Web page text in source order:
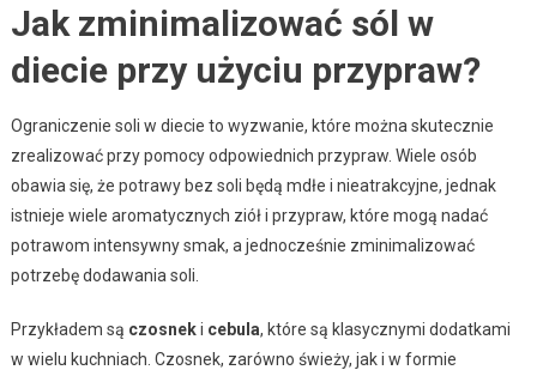
Jak zminimalizować sól w
diecie przy użyciu przypraw?
Ograniczenie soli w diecie to wyzwanie, które można skutecznie
zrealizować przy pomocy odpowiednich przypraw. Wiele osób
obawia się, że potrawy bez soli będą mdłe i nieatrakcyjne, jednak
istnieje wiele aromatycznych ziół i przypraw, które mogą nadać
potrawom intensywny smak, a jednocześnie zminimalizować
potrzebę dodawania soli.
Przykładem są czosneki cebula, które są klasycznymi dodatkami
w wielu kuchniach. Czosnek, zarówno świeży, jak i w formie